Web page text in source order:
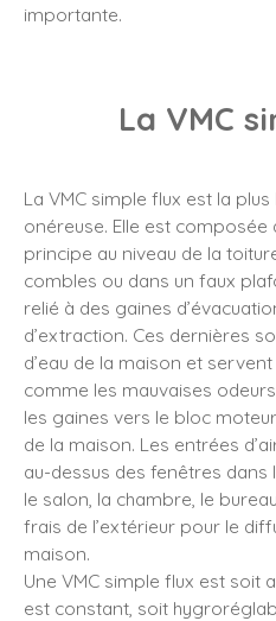
importante.
La VMC
La VMC simple flux est la
onéreuse. Elle est composée
principe au niveau de la
combles ou dans un faux
relié à des gaines
d’extraction. Ces dernières
d’eau de la maison et
comme les mauvaises
les gaines vers le bloc
de la maison. Les entrées
au-dessus des fenêtres dans
le salon, la chambre, le
frais de l’extérieur pour le
maison.
Une VMC simple flux est soit
est constant, soit